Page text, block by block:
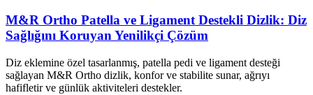
M&R Ortho Patella ve Ligament Destekli Dizlik: Diz
Sağlığını Koruyan Yenilikçi Çözüm
Diz eklemine özel tasarlanmış, patella pedi ve ligament desteği
sağlayan M&R Ortho dizlik, konfor ve stabilite sunar, ağrıyı
hafifletir ve günlük aktiviteleri destekler.